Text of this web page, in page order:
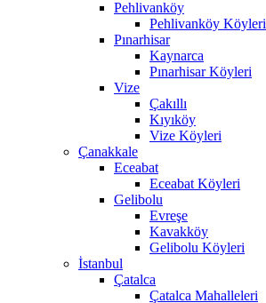
Pehlivanköy
Pehlivanköy Köyleri
Pınarhisar
Kaynarca
Pınarhisar Köyleri
Vize
Çakıllı
Kıyıköy
Vize Köyleri
Çanakkale
Eceabat
Eceabat Köyleri
Gelibolu
Evreşe
Kavakköy
Gelibolu Köyleri
İstanbul
Çatalca
Çatalca Mahalleleri